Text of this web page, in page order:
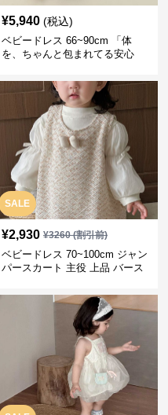
¥5,940 (税込)
ベビードレス 66~90cm 「体
を、ちゃんと包まれてる安心
参り
SALE
¥2,930 ¥3260(割引前)
ベビードレス 70~100cm ジャン
パースカート 主役 上品 バース
露目 秋冬春